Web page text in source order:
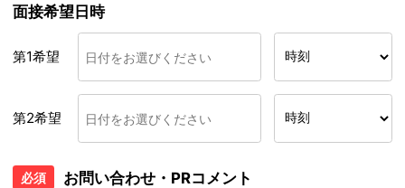
面接希望日時
第1希望
第2希望
必須 お問い合わせ・PRコメント